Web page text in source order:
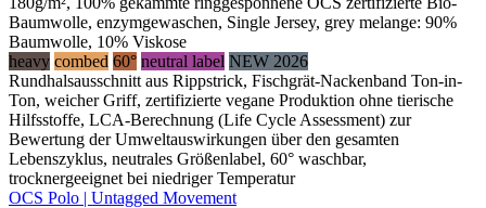
Baumwolle, enzymgewaschen, Single Jersey, grey melange: 90%
Baumwolle, 10% Viskose
heavy combed 60° neutral label NEW 2026
Rundhalsausschnitt aus Rippstrick, Fischgrät-Nackenband Ton-in-
Ton, weicher Griff, zertifizierte vegane Produktion ohne tierische
Hilfsstoffe, LCA-Berechnung (Life Cycle Assessment) zur
Bewertung der Umweltauswirkungen über den gesamten
Lebenszyklus, neutrales Größenlabel, 60° waschbar,
trocknergeeignet bei niedriger Temperatur
OCS Polo | Untagged Movement